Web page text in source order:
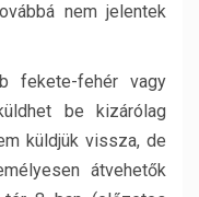
nem jelentek
fekete-fehér vagy
be kizárólag
küldjük vissza, de
átvehetők